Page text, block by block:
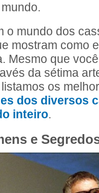
o mundo dos
mostram como
Mesmo que
da sétima
os
dos diversos
inteiro.
e